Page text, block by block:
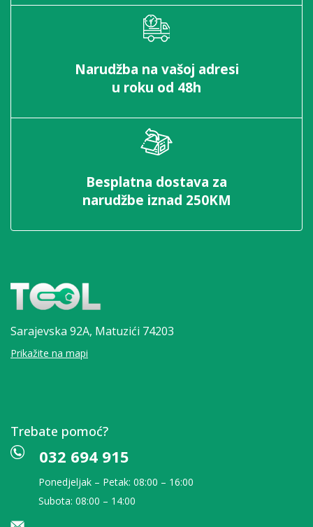
Narudžba na vašoj adresi
u roku od 48h
Besplatna dostava za
narudžbe iznad 250KM
Sarajevska 92A, Matuzići 74203
Prikažite na mapi
Trebate pomoć?
032 694 915
Ponedjeljak – Petak: 08:00 – 16:00
Subota: 08:00 – 14:00